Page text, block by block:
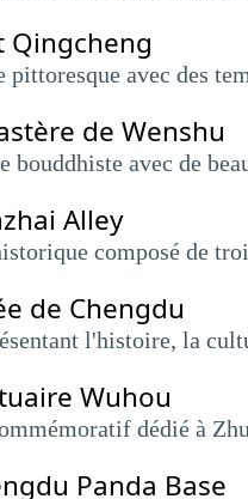
Qingcheng
pittoresque avec des
de Wenshu
bouddhiste avec de
Alley
composé de
de Chengdu
l'histoire, la
Wuhou
dédié à
Panda Base